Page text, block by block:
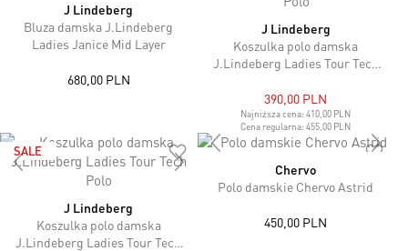
J Lindeberg
Bluza damska J.Lindeberg
Ladies Janice Mid Layer
680,00 PLN
J Lindeberg
Koszulka polo damska
J.Lindeberg Ladies Tour Tech
390,00 PLN
Najniższa cena:410,00 PLN
Cena regularna:455,00 PLN
SALE
J Lindeberg
Koszulka polo damska
J.Lindeberg Ladies Tour Tech
Chervo
Polo damskie Chervo Astrid
450,00 PLN